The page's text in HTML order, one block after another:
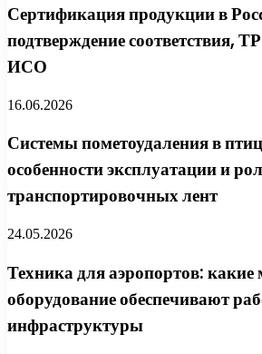
Сертификация продукции в
подтверждение соответствия,
ИСО
16.06.2026
Системы пометоудаления в
особенности эксплуатации и
транспортировочных лент
24.05.2026
Техника для аэропортов:
оборудование обеспечивают
инфраструктуры